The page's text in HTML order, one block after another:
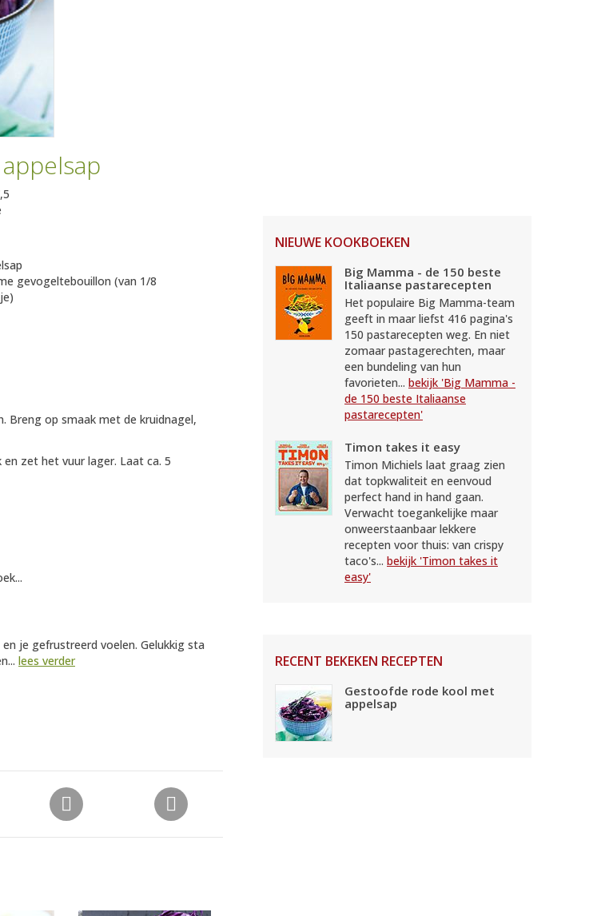
gevogeltebouillon (van 1/8
Breng op smaak met de kruidnagel,
zet het vuur lager. Laat ca. 5
je gefrustreerd voelen. Gelukkig sta
lees verder
NIEUWE KOOKBOEKEN
Big Mamma - de 150 beste
Italiaanse pastarecepten
Het populaire Big Mamma-team
geeft in maar liefst 416 pagina's
150 pastarecepten weg. En niet
zomaar pastagerechten, maar
een bundeling van hun
favorieten... bekijk 'Big Mamma -
de 150 beste Italiaanse
pastarecepten'
Timon takes it easy
Timon Michiels laat graag zien
dat topkwaliteit en eenvoud
perfect hand in hand gaan.
Verwacht toegankelijke maar
onweerstaanbaar lekkere
recepten voor thuis: van crispy
taco's... bekijk 'Timon takes it
easy'
RECENT BEKEKEN RECEPTEN
Gestoofde rode kool met
appelsap